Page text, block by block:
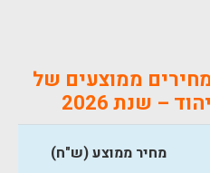
ממוצעים של
– שנת 2026
מחיר ממוצע (ש"ח)